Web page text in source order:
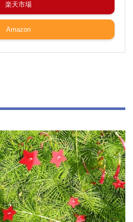
楽天市場
Amazon